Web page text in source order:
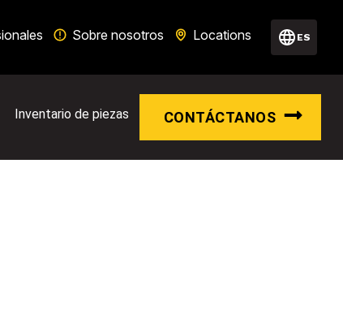
Sobre nosotros Locations ES
Inventario de piezas CONTÁCTANOS